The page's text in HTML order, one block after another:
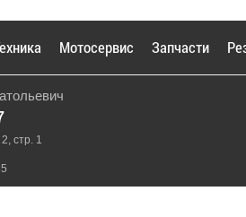
Мотосервис Запчасти
стр. 1